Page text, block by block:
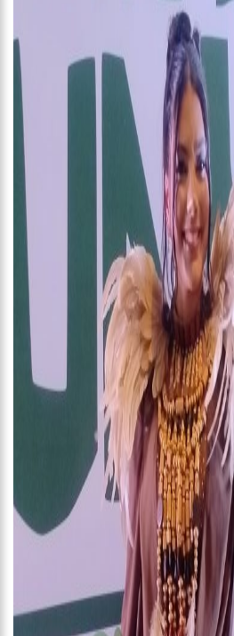
00:01
Jovem Guarda de Luto Morre